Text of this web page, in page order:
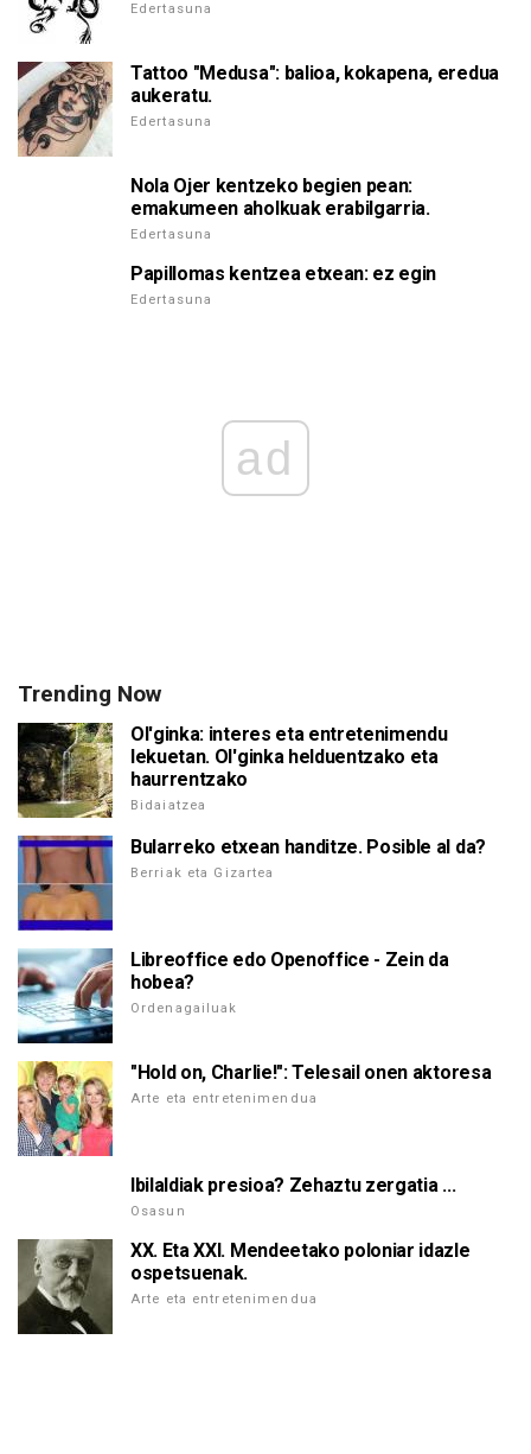
Edertasuna
Tattoo "Medusa": balioa, kokapena, eredua
aukeratu.
Edertasuna
Nola Ojer kentzeko begien pean:
emakumeen aholkuak erabilgarria.
Edertasuna
Papillomas kentzea etxean: ez egin
Edertasuna
ad
Trending Now
Ol'ginka: interes eta entretenimendu
lekuetan. Ol'ginka helduentzako eta
haurrentzako
Bidaiatzea
Bularreko etxean handitze. Posible al da?
Berriak eta Gizartea
Libreoffice edo Openoffice - Zein da
hobea?
Ordenagailuak
"Hold on, Charlie!": Telesail onen aktoresa
Arte eta entretenimendua
Ibilaldiak presioa? Zehaztu zergatia ...
Osasun
XX. Eta XXI. Mendeetako poloniar idazle
ospetsuenak.
Arte eta entretenimendua